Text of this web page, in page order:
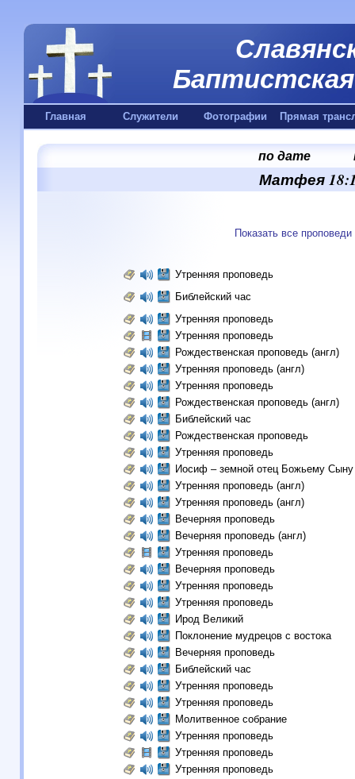
Главная Служители Фотографии Прямая
по дате
Матфея
Показать все
Утренняя проповедь
Библейский час
Утренняя проповедь
Утренняя проповедь
Рождественская проповедь (англ)
Утренняя проповедь (англ)
Утренняя проповедь
Рождественская проповедь (англ)
Библейский час
Рождественская проповедь
Утренняя проповедь
Иосиф – земной отец Божьему
Утренняя проповедь (англ)
Утренняя проповедь (англ)
Вечерняя проповедь
Вечерняя проповедь (англ)
Утренняя проповедь
Вечерняя проповедь
Утренняя проповедь
Утренняя проповедь
Ирод Великий
Поклонение мудрецов c востока
Вечерняя проповедь
Библейский час
Утренняя проповедь
Утренняя проповедь
Молитвенное собрание
Утренняя проповедь
Утренняя проповедь
Утренняя проповедь